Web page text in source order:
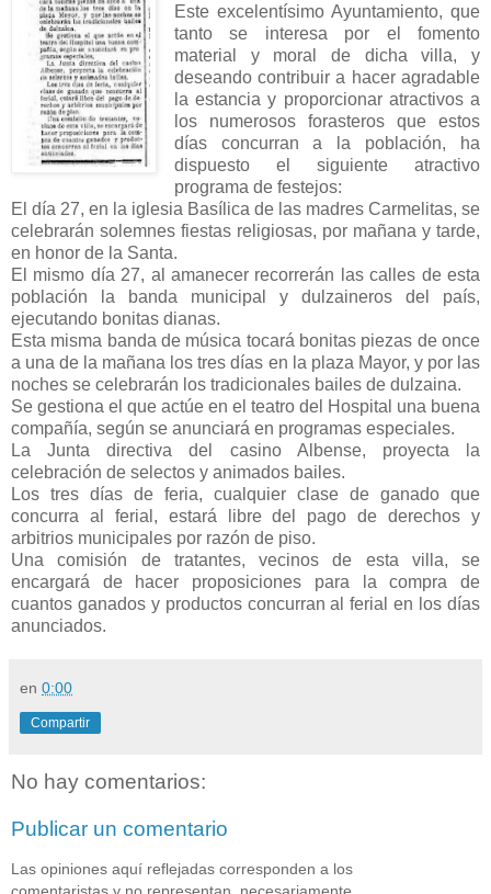
Este excelentísimo Ayuntamiento, que
tanto se interesa por el fomento
material y moral de dicha villa, y
deseando contribuir a hacer agradable
la estancia y proporcionar atractivos a
los numerosos forasteros que estos
días concurran a la población, ha
dispuesto el siguiente atractivo
programa de festejos:
El día 27, en la iglesia Basílica de las madres Carmelitas, se
celebrarán solemnes fiestas religiosas, por mañana y tarde,
en honor de la Santa.
El mismo día 27, al amanecer recorrerán las calles de esta
población la banda municipal y dulzaineros del país,
ejecutando bonitas dianas.
Esta misma banda de música tocará bonitas piezas de once
a una de la mañana los tres días en la plaza Mayor, y por las
noches se celebrarán los tradicionales bailes de dulzaina.
Se gestiona el que actúe en el teatro del Hospital una buena
compañía, según se anunciará en programas especiales.
La Junta directiva del casino Albense, proyecta la
celebración de selectos y animados bailes.
Los tres días de feria, cualquier clase de ganado que
concurra al ferial, estará libre del pago de derechos y
arbitrios municipales por razón de piso.
Una comisión de tratantes, vecinos de esta villa, se
encargará de hacer proposiciones para la compra de
cuantos ganados y productos concurran al ferial en los días
anunciados.
en 0:00
Compartir
No hay comentarios:
Publicar un comentario
Las opiniones aquí reflejadas corresponden a los
comentaristas y no representan, necesariamente,